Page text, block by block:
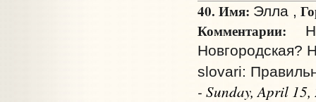
40. Имя: Элла ,
Комментарии:
Новгородская?
slovari:
- Sunday, April